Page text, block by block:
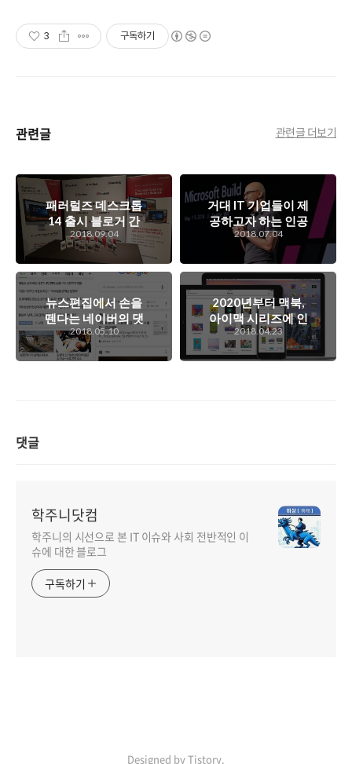
3 구독하기
관련글 관련글 더보기
패러럴즈 데스크톱
14 출시 블로거 간
담회 후기
2018.09.04
거대 IT 기업들이 제
공하고자 하는 인공
지능 기술의 방향
은?
2018.07.04
뉴스편집에서 손을
뗀다는 네이버의 댓
글, 뉴스 개편안에
대해서..
2018.05.10
2020년부터 맥북,
아이맥 시리즈에 인
텔 CPU가 아닌 자체
제작한 CPU를 넣겠
다는 애플.. 왜?
2018.04.23
댓글
학주니닷컴
학주니의 시선으로 본 IT 이슈와 사회 전반적인 이
슈에 대한 블로그
구독하기
Designed by Tistory.